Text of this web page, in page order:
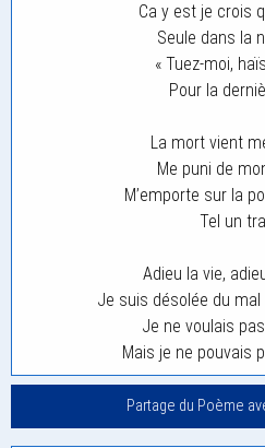
Ca y est je crois
Seule dans la
« Tuez-moi,
Pour la
La mort vient
Me puni de
M’emporte sur la
Tel un
Adieu la vie,
Je suis désolée du
Je ne voulais
Mais je ne pouvais
Partage du Poème